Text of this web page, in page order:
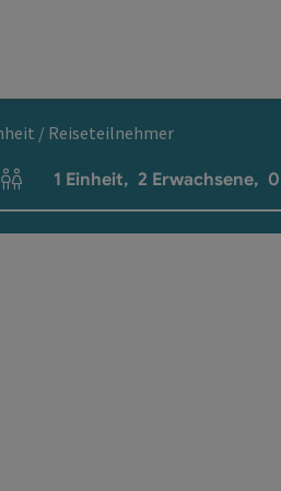
Einheit / Reiseteilnehmer
Einheitenanzahl und Personenfelder
1 Einheit, 2 Erwachsene, 0